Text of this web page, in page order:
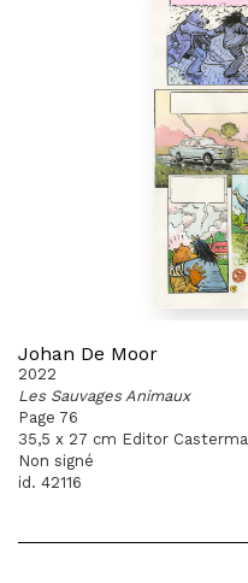
Johan De Moor
2022
Les Sauvages Animaux
Page 76
35,5 x 27 cm Editor
Non signé
id. 42116